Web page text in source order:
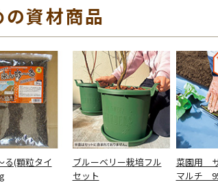
資材商品
る(顆粒タイ
ブルーベリー栽培フル
セット
菜園用
マルチ